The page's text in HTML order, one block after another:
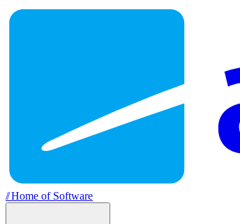
//Home of Software